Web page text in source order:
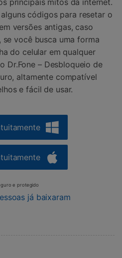
principais mitos da internet.
códigos para resetar o
versões antigas, caso
você busca uma forma
do celular em qualquer
Dr.Fone – Desbloqueio de
altamente compatível
e fácil de usar.
e protegido
já baixaram